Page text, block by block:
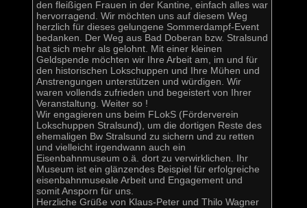
den fleißigen Frauen in der Kantine, einfach alles war
hervorragend. Wir möchten uns auf diesem Weg
herzlich für dieses gelungene Sommerdampf-Event
bedanken. Der Weg aus Bad Doberan bzw. Stralsund
hat sich mehr als gelohnt. Mit einer kleinen
Geldspende möchten wir Ihre Arbeit am, im und für
den historischen Lokschuppen und Ihre Mühen und
Anstrengungen unterstützen und würdigen. Wir
waren vollends zufrieden und begeistert von Ihrer
Veranstaltung. Weiter so !
Wir engagieren uns beim FLokS (Förderverein
Lokschuppen Stralsund), um die dortigen Reste des
ehemaligen Bw Stralsund zu sichern und zu retten
und vielleicht irgendwann auch ein
Eisenbahnmuseum o.ä. dort zu verwirklichen. Ihr
Museum ist ein glänzendes Beispiel für erfolgreiche
eisenbahnmuseale Arbeit und Engagement und
somit Ansporn für uns.
Herzliche Grüße von Klaus-Peter und Thilo Wagner